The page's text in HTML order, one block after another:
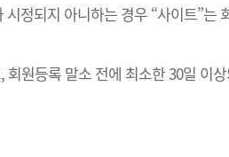
정되지 아니하는 경우 “사이트”는
원등록 말소 전에 최소한 30일 이